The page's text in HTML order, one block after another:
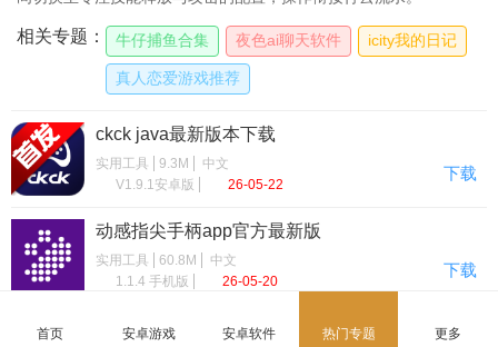
首页 安卓游戏 安卓软件 热门专题 更多
相关专题： 牛仔捕鱼合集 夜色ai聊天软件 icity我的日记
真人恋爱游戏推荐
ckck java最新版本下载
实用工具 9.3M
中文
V1.9.1安卓版
26-05-22
下载
动感指尖手柄app官方最新版
实用工具 60.8M
中文
1.1.4 手机版
26-05-20
下载
螳螂游戏手柄映射(Mantis Gamepad Pro)